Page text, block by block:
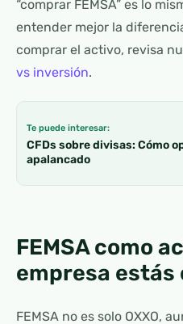
“comprar FEMSA” es lo
entender mejor la
comprar el activo, revisa
vs inversión.
Te puede interesar:
CFDs sobre divisas: Cómo
apalancado
FEMSA como
empresa estás
FEMSA no es solo OXXO,